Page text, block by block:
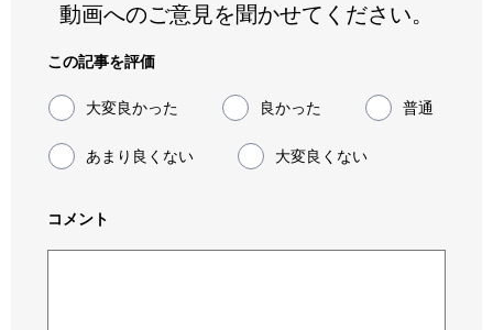
動画へのご意見を聞かせてください。
この記事を評価
大変良かった 良かった 普通
あまり良くない 大変良くない
コメント